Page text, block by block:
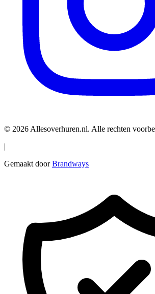
© 2026 Allesoverhuren.nl. Alle rechten
|
Gemaakt doorBrandways